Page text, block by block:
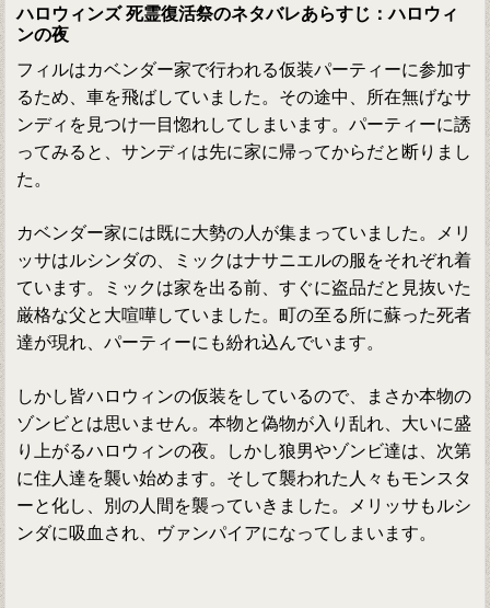
ハロウィンズ 死霊復活祭のネタバレあらすじ：ハロウィ
ンの夜
フィルはカベンダー家で行われる仮装パーティーに参加す
るため、車を飛ばしていました。その途中、所在無げなサ
ンディを見つけ一目惚れしてしまいます。パーティーに誘
ってみると、サンディは先に家に帰ってからだと断りまし
た。
カベンダー家には既に大勢の人が集まっていました。メリ
ッサはルシンダの、ミックはナサニエルの服をそれぞれ着
ています。ミックは家を出る前、すぐに盗品だと見抜いた
厳格な父と大喧嘩していました。町の至る所に蘇った死者
達が現れ、パーティーにも紛れ込んでいます。
しかし皆ハロウィンの仮装をしているので、まさか本物の
ゾンビとは思いません。本物と偽物が入り乱れ、大いに盛
り上がるハロウィンの夜。しかし狼男やゾンビ達は、次第
に住人達を襲い始めます。そして襲われた人々もモンスタ
ーと化し、別の人間を襲っていきました。メリッサもルシ
ンダに吸血され、ヴァンパイアになってしまいます。